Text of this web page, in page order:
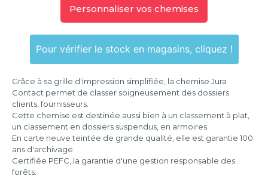
Personnaliser vos chemises
Pour vérifier le stock en magasins, cliquez !
Grâce à sa grille d'impression simplifiée, la chemise Jura
Contact permet de classer soigneusement des dossiers
clients, fournisseurs.
Cette chemise est destinée aussi bien à un classement à plat,
un classement en dossiers suspendus, en armoires.
En carte neuve teintée de grande qualité, elle est garantie 100
ans d'archivage.
Certifiée PEFC, la garantie d'une gestion responsable des
forêts.